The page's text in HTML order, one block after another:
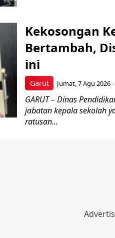
Garut
Kekosongan
Bertambah,
ini
Jumat, 7 Agu 2026
GARUT – Dinas
jabatan kepala sekolah
ratusan...